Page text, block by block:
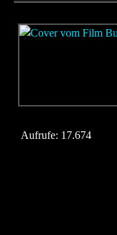
Aufrufe: 17.674